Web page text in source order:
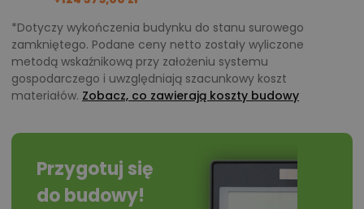
*Dotyczy wykończenia budynku do stanu surowego
zamkniętego. Podane ceny netto zostały wyliczone
metodą wskaźnikową przy założeniu systemu
gospodarczego i uwzględniają szacunkowy koszt
materiałów. Zobacz, co zawierają koszty budowy
Przygotuj się
do budowy!